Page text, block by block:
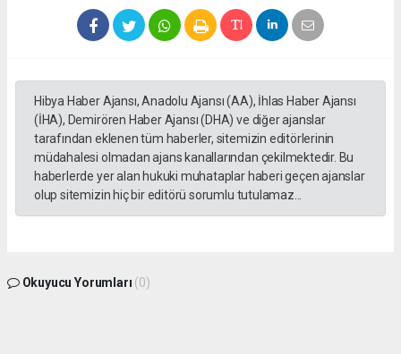
Hibya Haber Ajansı, Anadolu Ajansı (AA), İhlas Haber Ajansı
(İHA), Demirören Haber Ajansı (DHA) ve diğer ajanslar
tarafından eklenen tüm haberler, sitemizin editörlerinin
müdahalesi olmadan ajans kanallarından çekilmektedir. Bu
haberlerde yer alan hukuki muhataplar haberi geçen ajanslar
olup sitemizin hiç bir editörü sorumlu tutulamaz...
Okuyucu Yorumları (0)